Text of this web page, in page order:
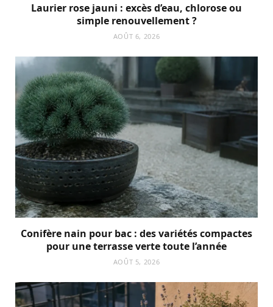
Laurier rose jauni : excès d’eau, chlorose ou
simple renouvellement ?
AOÛT 6, 2026
Conifère nain pour bac : des variétés compactes
pour une terrasse verte toute l’année
AOÛT 5, 2026